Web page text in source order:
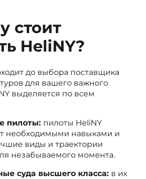
стоит
HeliNY?
до выбора поставщика
для вашего важного
выделяется по всем
пилоты: пилоты HeliNY
необходимыми навыками и
виды и траектории
незабываемого момента.
суда высшего класса: в их